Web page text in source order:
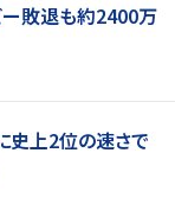
ー敗退も約2400万
史上2位の速さで